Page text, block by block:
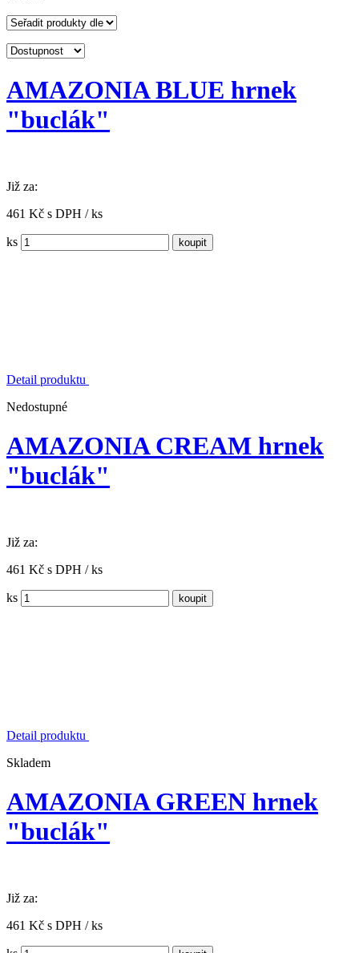
AMAZONIA BLUE hrnek
"buclák"
Již za:
461 Kč s DPH / ks
ks
Detail produktu
Nedostupné
AMAZONIA CREAM hrnek
"buclák"
Již za:
461 Kč s DPH / ks
ks
Detail produktu
Skladem
AMAZONIA GREEN hrnek
"buclák"
Již za:
461 Kč s DPH / ks